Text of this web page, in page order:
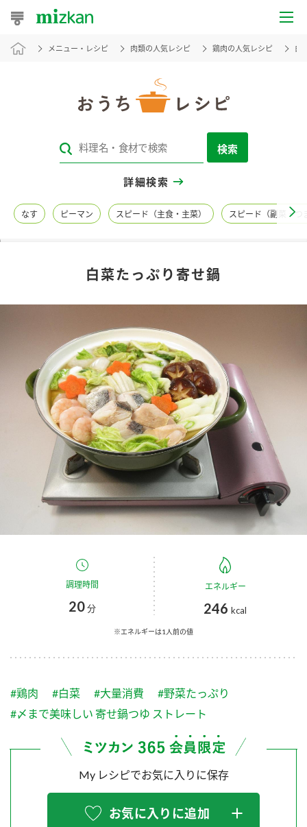
おうちレシピ
レシピカテゴリ一覧
レシピ名特集
酢 調味酢
お酢ドリンク ぽん酢
みりん風・料理酒 鍋用調味料
スープ 中華
ふりかけ おすしの素
炊き込みご飯の素 米飯用調味液
Fibee
新商品一覧
キャンペーン情報
ブランド・スペシャルサイト
ブランド・スペシャルサイト トップ
商品ブランドサイト
Fibee（ファイビー）
くらしプラ酢
お酢ドリンク
つゆ
納豆のサイト
三ツ判山吹
スペシャルサイト
企業情報
国内事業概要
企業理念
ミツカンの歴史
ミツカンを知る
環境への取り組み
MIM（ミツカンミュージアム）
お客様相談センター
お客様の声をいかしました
販売終了製品のご案内
よくあるご質問
メニュー・レシピ 肉類の人気レシピ 鶏肉の人気レシピ 白
検索
詳細検索
なす ピーマン スピード（主食・主菜） スピード（副菜・つ
白菜たっぷり寄せ鍋
調理時間
20分
エネルギー
246 kcal
※エネルギーは1人前の値
#鶏肉 #白菜 #大量消費
#野菜たっぷり
#〆まで美味しい 寄せ鍋つゆ ストレート
My レシピでお気に入りに保存
お気に入りに追加